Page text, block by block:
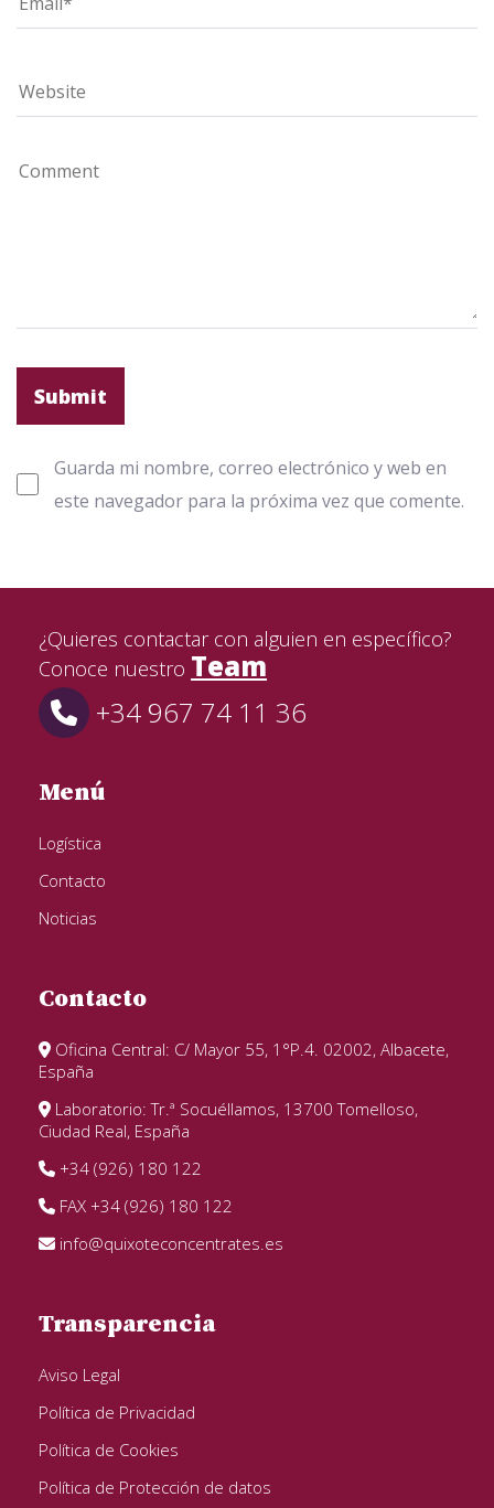
Guarda mi nombre, correo electrónico y web en
este navegador para la próxima vez que comente.
¿Quieres contactar con alguien en específico?
Conoce nuestro Team
+34 967 74 11 36
Menú
Logística
Contacto
Noticias
Contacto
Oficina Central: C/ Mayor 55, 1°P.4. 02002, Albacete,
España
Laboratorio: Tr.ª Socuéllamos, 13700 Tomelloso,
Ciudad Real, España
+34 (926) 180 122
FAX +34 (926) 180 122
info@quixoteconcentrates.es
Transparencia
Aviso Legal
Política de Privacidad
Política de Cookies
Política de Protección de datos